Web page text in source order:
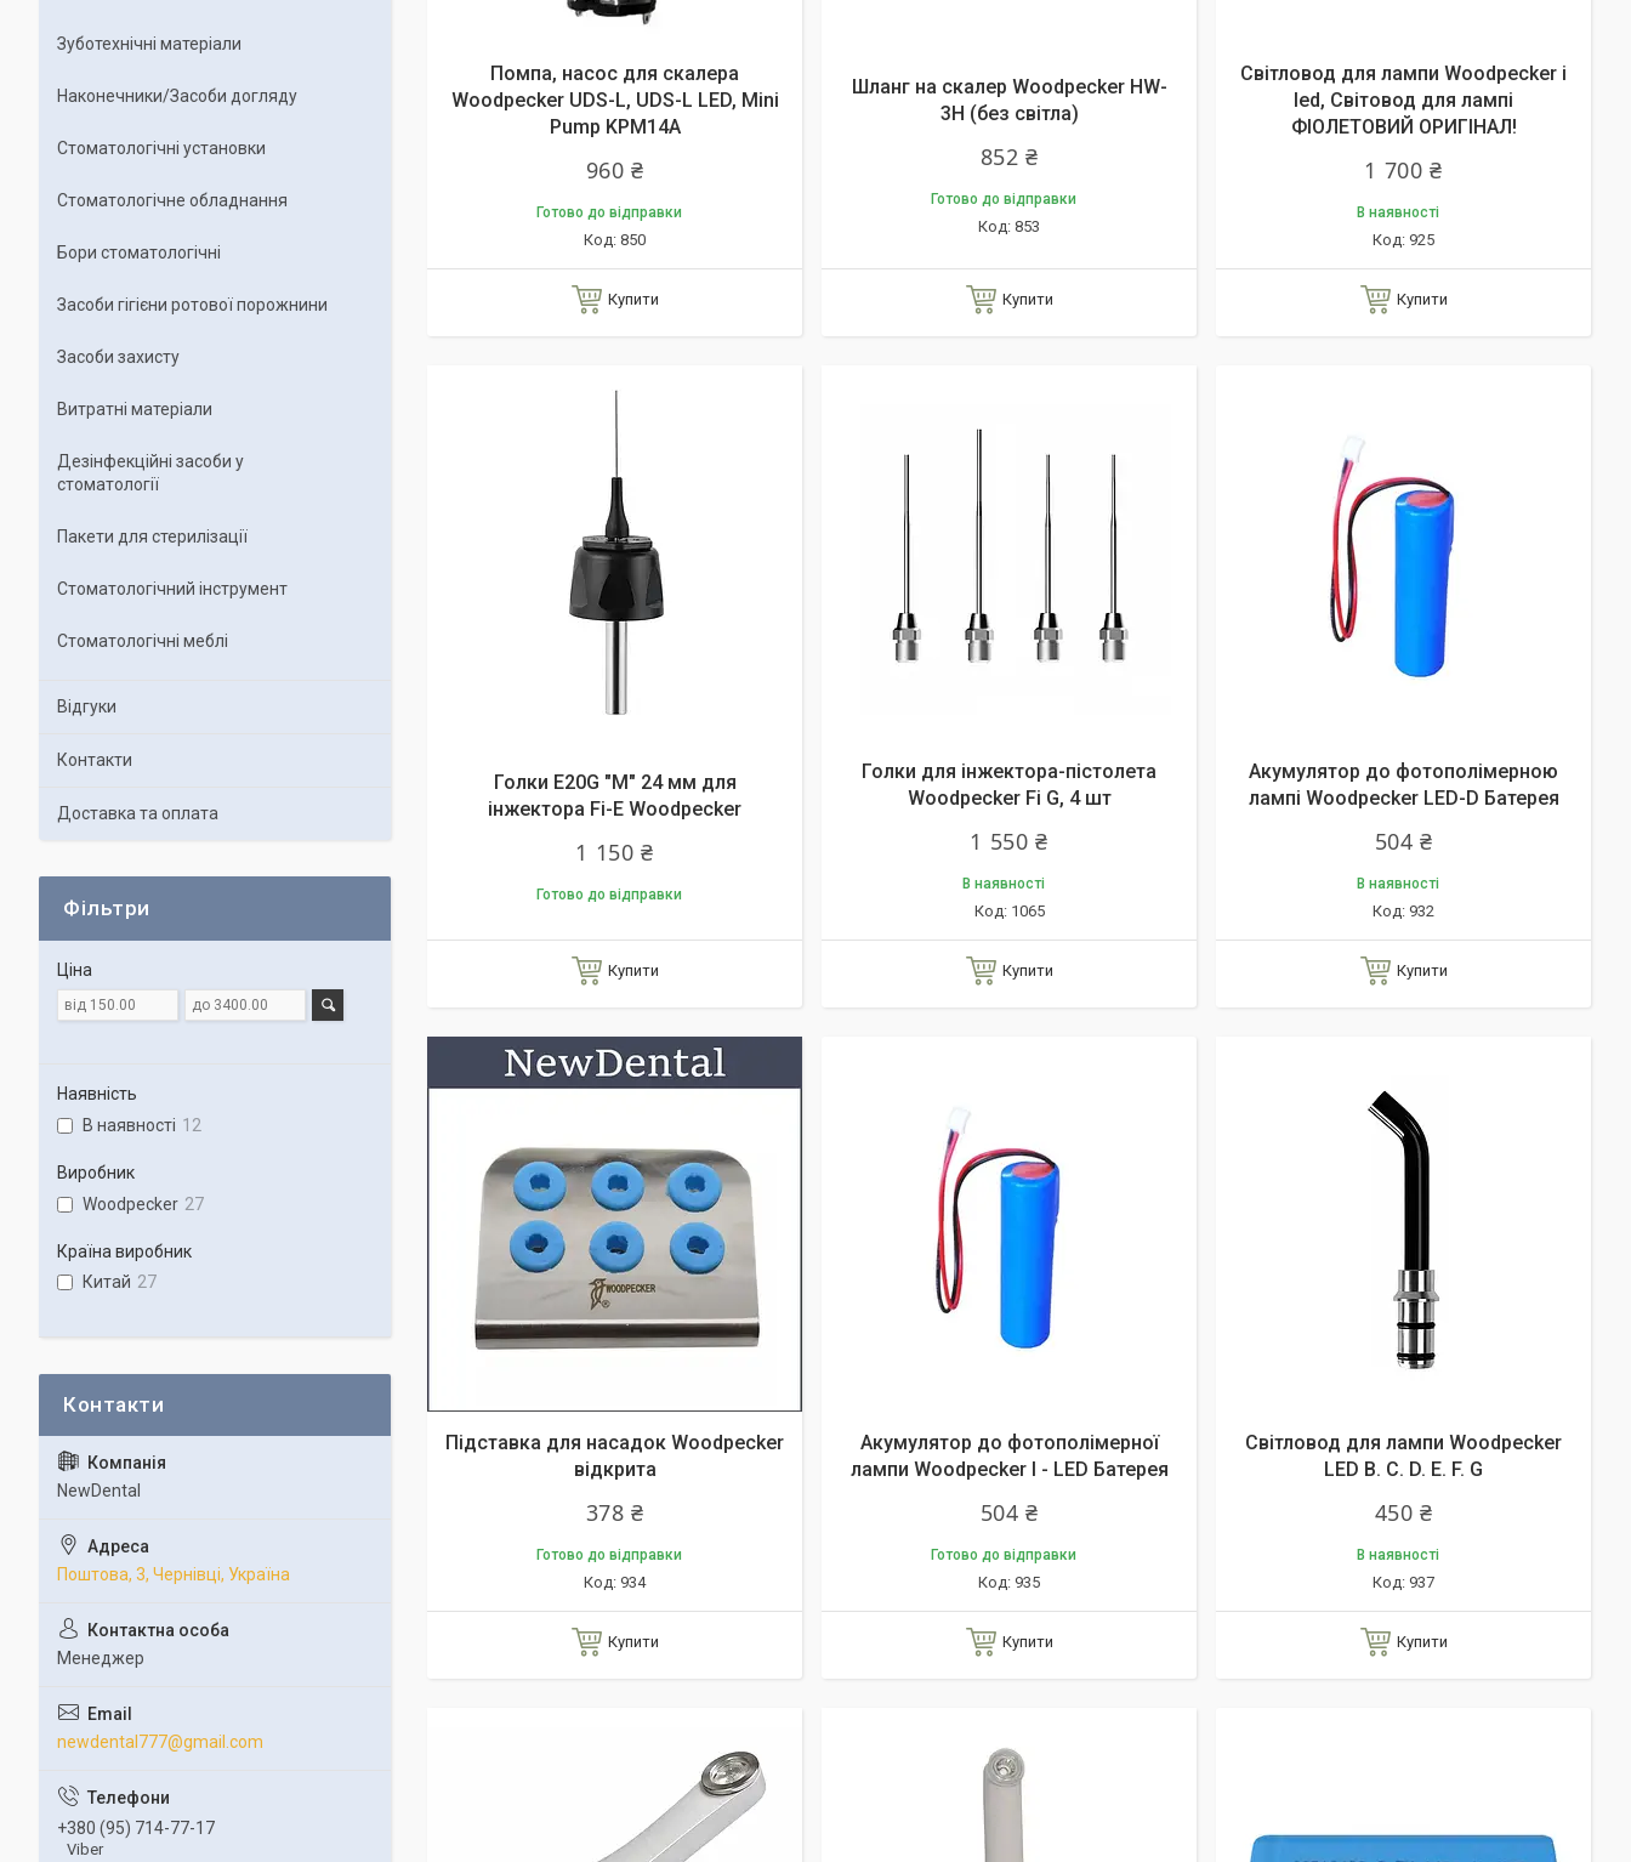
Помпа, насос для скалера
Woodpecker UDS-L, UDS-L LED, Mini
Pump KPM14A
960 ₴
Готово до відправки
850
Купити
Шланг на скалер Woodpecker HW-
3H (без світла)
852 ₴
Готово до відправки
853
Купити
Світловод для лампи Woodpecker i
led, Світовод для лампі
ФІОЛЕТОВИЙ ОРИГІНАЛ!
1 700 ₴
В наявності
925
Купити
Голки E20G "M" 24 мм для
інжектора Fi-E Woodpecker
1 150 ₴
Готово до відправки
Купити
Голки для інжектора-пістолета
Woodpecker Fi G, 4 шт
1 550 ₴
В наявності
1065
Купити
Акумулятор до фотополімерною
лампі Woodpecker LED-D Батерея
504 ₴
В наявності
932
Купити
Підставка для насадок Woodpecker
відкрита
378 ₴
Готово до відправки
934
Купити
Акумулятор до фотополімерної
лампи Woodpecker I - LED Батерея
504 ₴
Готово до відправки
935
Купити
Світловод для лампи Woodpecker
LED B. C. D. E. F. G
450 ₴
В наявності
937
Купити
Зуботехнічні матеріали
Наконечники/Засоби догляду
Стоматологічні установки
Стоматологічне обладнання
Бори стоматологічні
Засоби гігієни ротової порожнини
Засоби захисту
Витратні матеріали
Дезінфекційні засоби у
стоматології
Пакети для стерилізації
Стоматологічний інструмент
Стоматологічні меблі
Відгуки
Контакти
Доставка та оплата
Фільтри
Ціна
Наявність
В наявності 12
Виробник
Woodpecker 27
Країна виробник
Китай 27
NewDental
Поштова, 3, Чернівці, Україна
Менеджер
newdental777@gmail.com
+380 (95) 714-77-17
Viber